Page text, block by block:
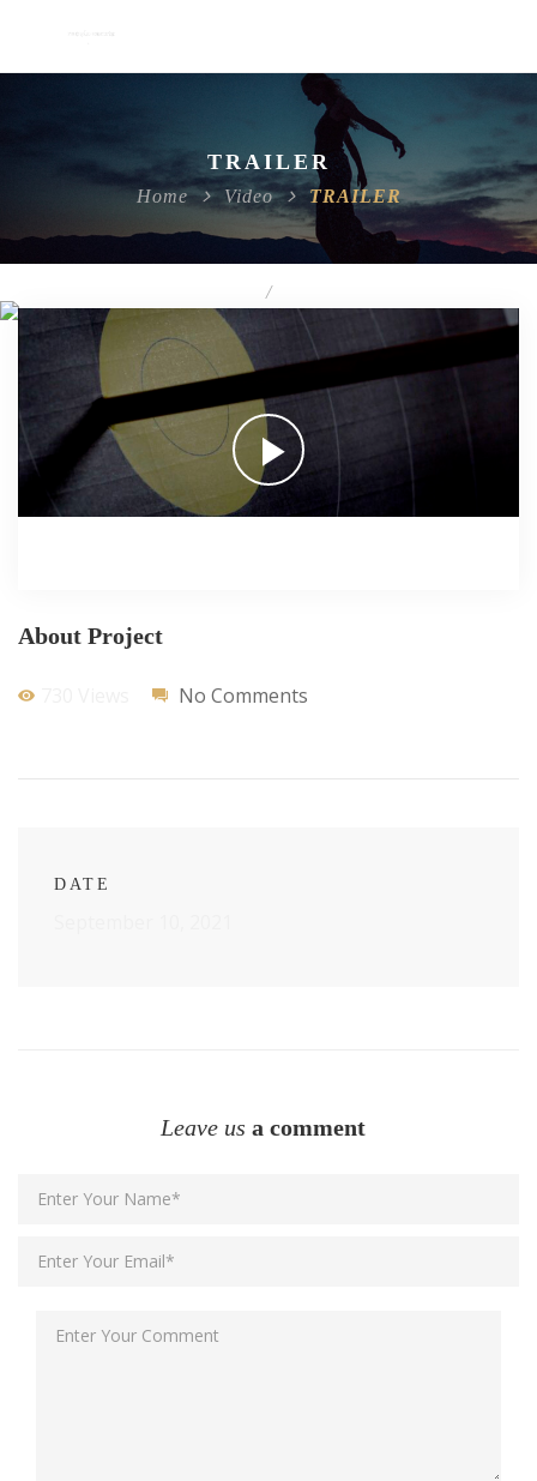
TRAILER
Home Video TRAILER
/
TRAILER
About Project
No Comments
DATE
Leave us a comment